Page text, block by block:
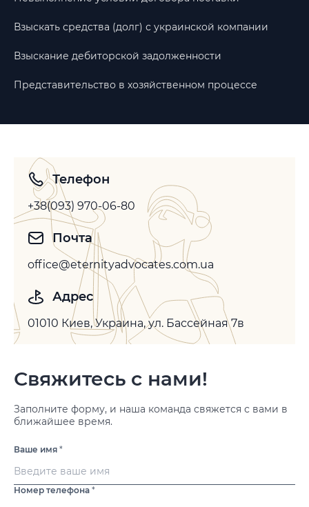
Взыскать средства (долг) с украинской компании
Взыскание дебиторской задолженности
Представительство в хозяйственном процессе
Телефон
+38(093) 970-06-80
Почта
office@eternityadvocates.com.ua
Адрес
01010 Киев, Украина, ул. Бассейная 7в
Свяжитесь с нами!
Заполните форму, и наша команда свяжется с вами в
ближайшее время.
Ваше имя *
Номер телефона *